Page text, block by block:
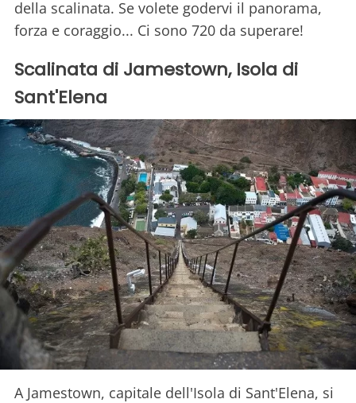
della scalinata. Se volete godervi il panorama,
forza e coraggio... Ci sono 720 da superare!
Scalinata di Jamestown, Isola di
Sant'Elena
A Jamestown, capitale dell'Isola di Sant'Elena, si